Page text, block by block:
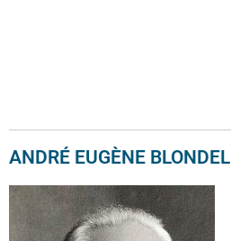
ANDRÉ EUGÈNE BLONDEL